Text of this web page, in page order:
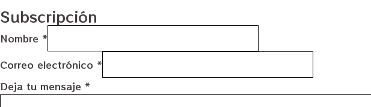
Subscripción
Nombre *
Correo electrónico *
Deja tu mensaje *